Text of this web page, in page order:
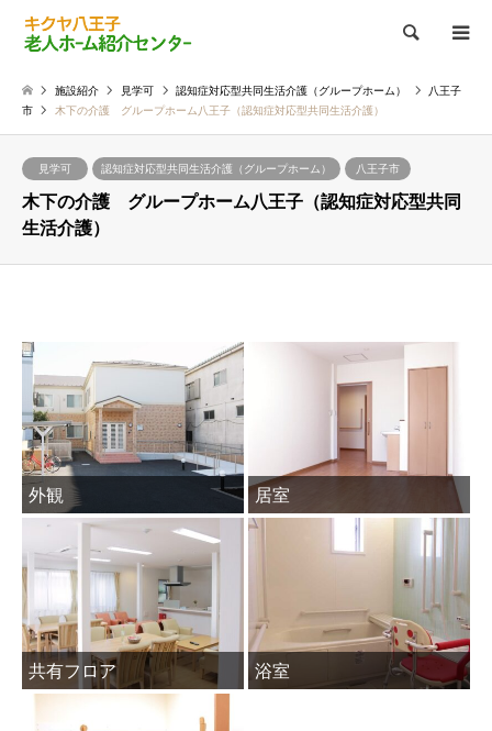
検索
施設紹介 見学可 認知症対応型共同生活介護（グループホーム）
八王子
市
木下の介護 グループホーム八王子（認知症対応型共同生活介護）
見学可 認知症対応型共同生活介護（グループホーム） 八王子市
木下の介護 グループホーム八王子（認知症対応型共同
生活介護）
外観 居室
共有フロア 浴室